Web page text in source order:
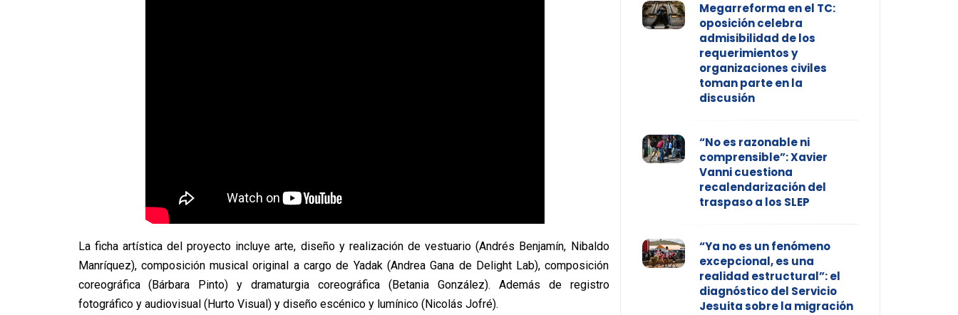
La ficha artística del proyecto incluye arte, diseño y realización de vestuario (Andrés Benjamín, Nibaldo
Manríquez), composición musical original a cargo de Yadak (Andrea Gana de Delight Lab), composición
coreográfica (Bárbara Pinto) y dramaturgia coreográfica (Betania González). Además de registro
fotográfico y audiovisual (Hurto Visual) y diseño escénico y lumínico (Nicolás Jofré).
Megarreforma en el TC:
oposición celebra
admisibilidad de los
requerimientos y
organizaciones civiles
toman parte en la
discusión
“No es razonable ni
comprensible”: Xavier
Vanni cuestiona
recalendarización del
traspaso a los SLEP
“Ya no es un fenómeno
excepcional, es una
realidad estructural”: el
diagnóstico del Servicio
Jesuita sobre la migración